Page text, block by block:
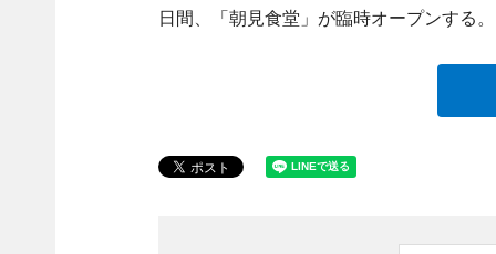
日間、「朝見食堂」が臨時オープンする。